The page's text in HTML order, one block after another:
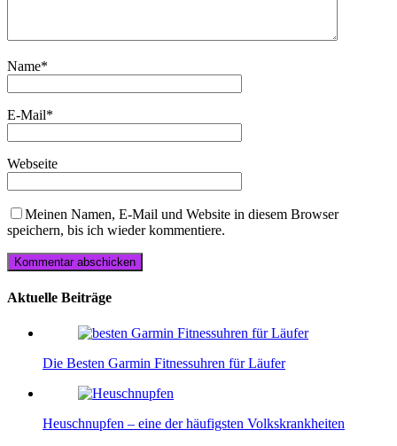
Name*
E-Mail*
Webseite
Meinen Namen, E-Mail und Website in diesem Browser
speichern, bis ich wieder kommentiere.
Aktuelle Beiträge
Die Besten Garmin Fitnessuhren für Läufer
Heuschnupfen – eine der häufigsten Volkskrankheiten